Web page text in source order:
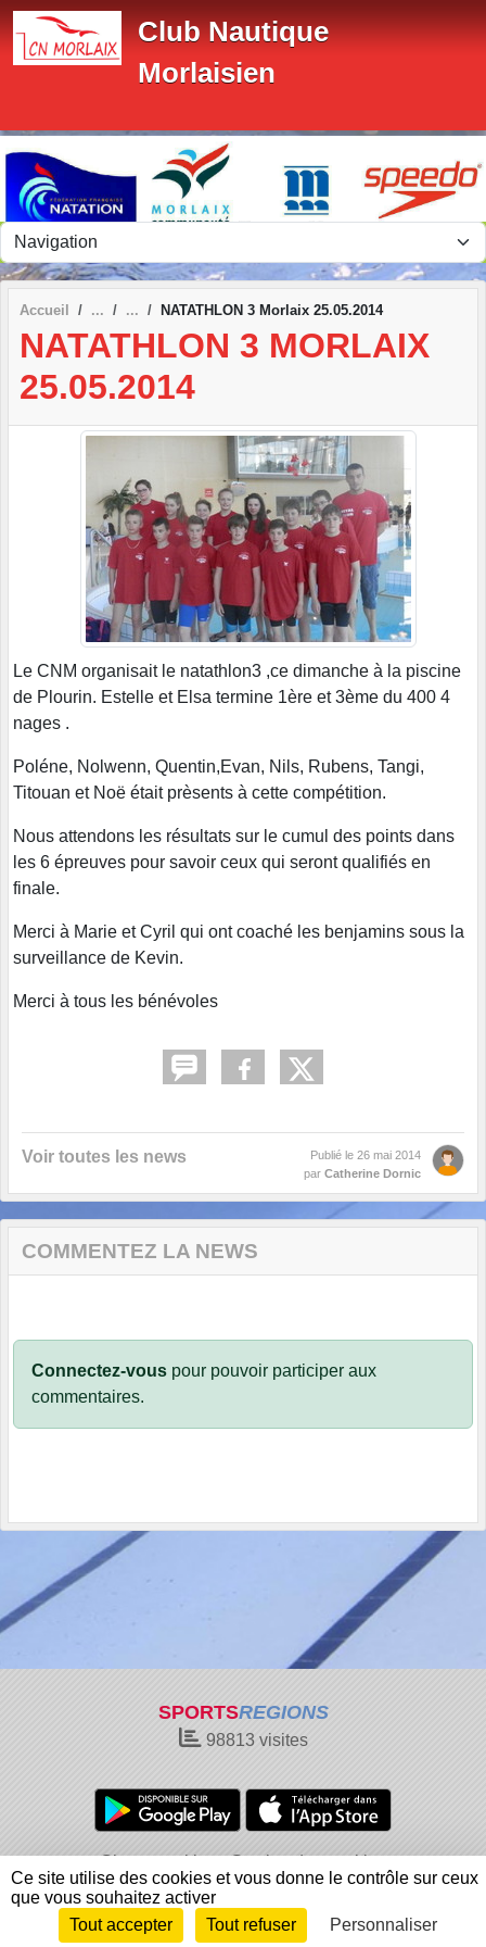
Club Nautique
Morlaisien
Accueil NATATHLON 3 Morlaix 25.05.2014
NATATHLON 3 MORLAIX
25.05.2014
Le CNM organisait le natathlon3 ,ce dimanche à la piscine
de Plourin. Estelle et Elsa termine 1ère et 3ème du 400 4
nages .
Poléne, Nolwenn, Quentin,Evan, Nils, Rubens, Tangi,
Titouan et Noë était prèsents à cette compétition.
Nous attendons les résultats sur le cumul des points dans
les 6 épreuves pour savoir ceux qui seront qualifiés en
finale.
Merci à Marie et Cyril qui ont coaché les benjamins sous la
surveillance de Kevin.
Merci à tous les bénévoles
Voir toutes les news Publié le 26 mai 2014
par Catherine Dornic
COMMENTEZ LA NEWS
Connectez-vous pour pouvoir participer aux
commentaires.
SPORTSREGIONS
98813visites
Charte cookies
Gestion des cookies
Informations légales
Signaler un contenu inapproprié
Envie de participer ? Connexion
Panneau de gestion des cookies
Ce site utilise des cookies et vous donne le contrôle sur ceux
que vous souhaitez activer
Tout accepter
Tout refuser Personnaliser